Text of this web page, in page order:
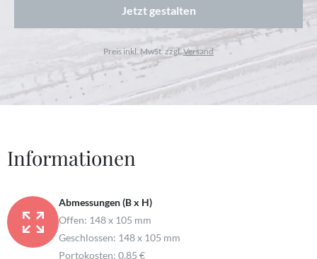
Jetzt gestalten
Preis inkl. MwSt. zzgl.Versand
Informationen
Abmessungen (B x H)
Offen: 148 x 105 mm
Geschlossen: 148 x 105 mm
Portokosten: 0,85 €